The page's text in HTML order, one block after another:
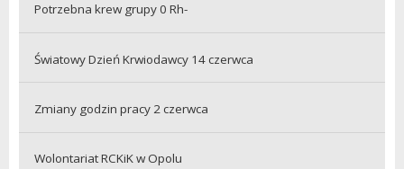
Potrzebna krew grupy 0 Rh-
Światowy Dzień Krwiodawcy 14 czerwca
Zmiany godzin pracy 2 czerwca
Wolontariat RCKiK w Opolu